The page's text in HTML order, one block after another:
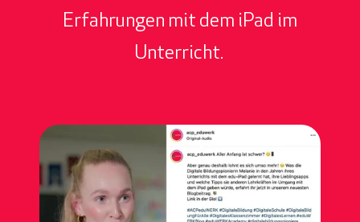
Erfahrungen mit dem iPad im
Unterricht.